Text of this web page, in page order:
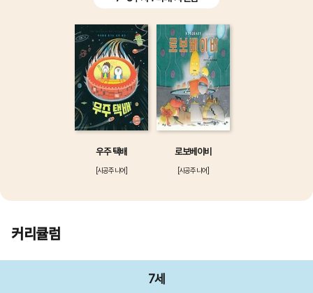
우주 택배
[시공주니어]
로보베이비
[시공주니어]
커리큘럼
7세